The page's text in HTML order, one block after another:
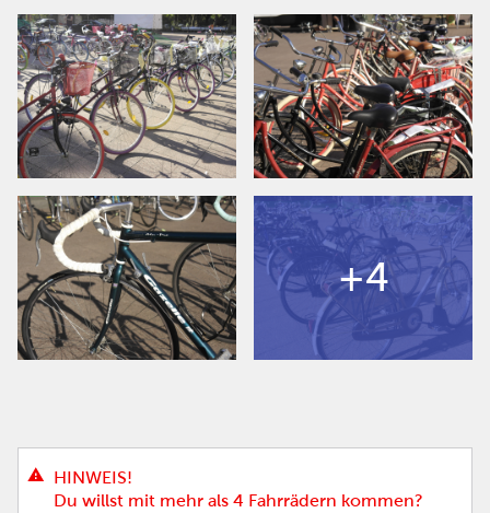
+4
HINWEIS!
Du willst mit mehr als 4 Fahrrädern kommen?